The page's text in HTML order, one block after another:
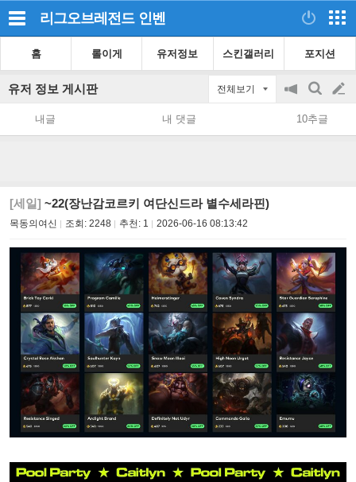
리그오브레전드 인벤
홈 롤이게 유저정보 스킨갤러리 포지션
유저 정보 게시판 전체보기
공
지
on/off
검
색
글
쓰
내글 내 댓글 10추글
[세일] ~22(장난감코르키 여단신드라 별수세라핀)
목동의여신 조회: 2248 추천: 1 2026-06-16 08:13:42